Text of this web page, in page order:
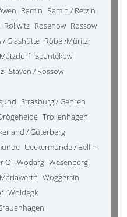
Ramin Ramin / Retzin
Rollwitz Rosenow Rossow
/ Glashütte Röbel/Müritz
Spantekow
Staven / Rossow
Strasburg / Gehren
Trollenhagen
/ Güterberg
Ueckermünde / Bellin
OT Wodarg Wesenberg
Woggersin
Woldegk